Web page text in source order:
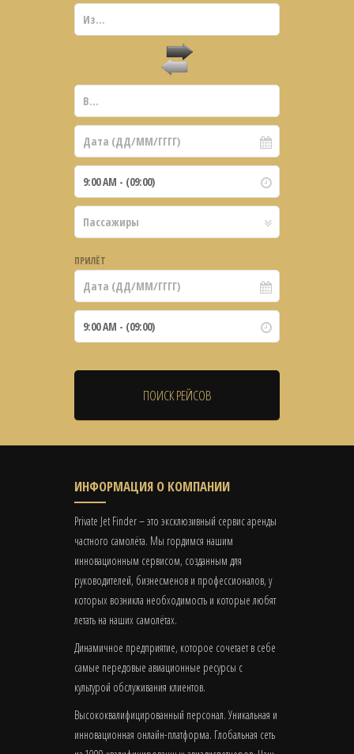
ПРИЛЁТ
ИНФОРМАЦИЯ О КОМПАНИИ
Private Jet Finder – это эксклюзивный сервис аренды
частного самолёта. Мы гордимся нашим
инновационным сервисом, созданным для
руководителей, бизнесменов и профессионалов, у
которых возникла необходимость и которые любят
летать на наших самолётах.
Динамичное предприятие, которое сочетает в себе
самые передовые авиационные ресурсы с
культурой обслуживания клиентов.
Высококвалифицированный персонал. Уникальная и
инновационная онлайн-платформа. Глобальная сеть